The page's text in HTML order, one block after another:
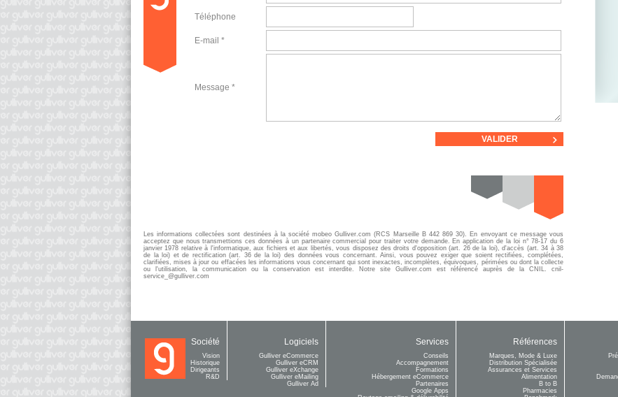
Téléphone
E-mail *
Message *
Les informations collectées sont destinées à la société mobeo Gulliver.com (RCS Marseille B 442 869 30). En envoyant ce message vous
acceptez que nous transmettions ces données à un partenaire commercial pour traiter votre demande. En application de la loi n° 78-17 du 6
janvier 1978 relative à l'informatique, aux fichiers et aux libertés, vous disposez des droits d'opposition (art. 26 de la loi), d'accès (art. 34 à 38
de la loi) et de rectification (art. 36 de la loi) des données vous concernant. Ainsi, vous pouvez exiger que soient rectifiées, complétées,
clarifiées, mises à jour ou effacées les informations vous concernant qui sont inexactes, incomplètes, équivoques, périmées ou dont la collecte
ou l'utilisation, la communication ou la conservation est interdite. Notre site Gulliver.com est référencé auprès de la CNIL. cnil-
service_@gulliver.com
Société
Vision
Historique
Dirigeants
R&D
Logiciels
Gulliver eCommerce
Gulliver eCRM
Gulliver eXchange
Gulliver eMailing
Gulliver Ad
Services
Conseils
Accompagnement
Formations
Hébergement eCommerce
Partenaires
Google Apps
Références
Marques, Mode & Luxe
Distribution Spécialisée
Assurances et Services
Alimentation
B to B
Pharmacies